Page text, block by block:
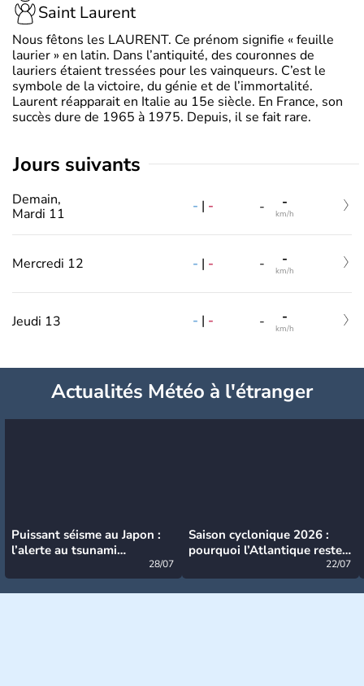
Saint Laurent
Nous fêtons les LAURENT. Ce prénom signifie « feuille
laurier » en latin. Dans l’antiquité, des couronnes de
lauriers étaient tressées pour les vainqueurs. C’est le
symbole de la victoire, du génie et de l’immortalité.
Laurent réapparait en Italie au 15e siècle. En France, son
succès dure de 1965 à 1975. Depuis, il se fait rare.
jours suivants
Demain,
Mardi 11
- | - - -
km/h
Mercredi 12 - | - - -
km/h
Jeudi 13 - | - - -
km/h
Actualités Météo à l'étranger
Puissant séisme au Japon :
l’alerte au tsunami
28/07
Saison cyclonique 2026 :
pourquoi l’Atlantique reste
22/07